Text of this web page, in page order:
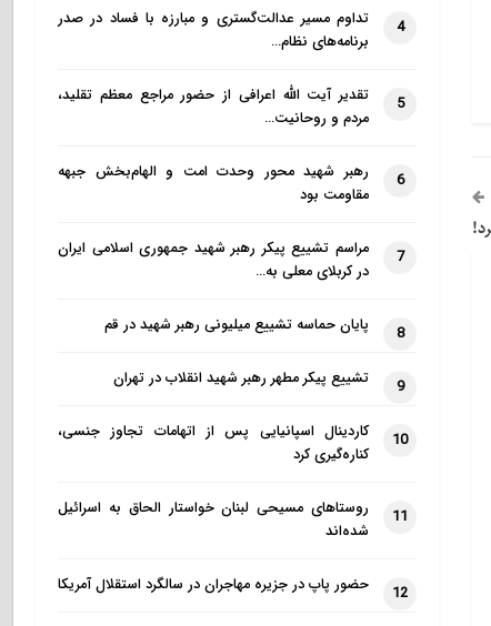
4
تداوم مسیر عدالت‌گستری و مبارزه با فساد در صدر
برنامه‌های نظام…
5
تقدیر آیت الله اعرافی از حضور مراجع معظم تقلید،
مردم و روحانیت…
6
رهبر شهید محور وحدت امت و الهام‌بخش جبهه
مقاومت بود
7
مراسم تشییع پیکر رهبر شهید جمهوری اسلامی ایران
در کربلای معلی به…
8 پایان حماسه تشییع میلیونی رهبر شهید در قم
9 تشییع پیکر مطهر رهبر شهید انقلاب در تهران
10
کاردینال اسپانیایی پس از اتهامات تجاوز جنسی،
کناره‌گیری کرد
11
روستاهای مسیحی لبنان خواستار الحاق به اسرائیل
شده‌اند
12 حضور پاپ در جزیره مهاجران در سالگرد استقلال آمریکا